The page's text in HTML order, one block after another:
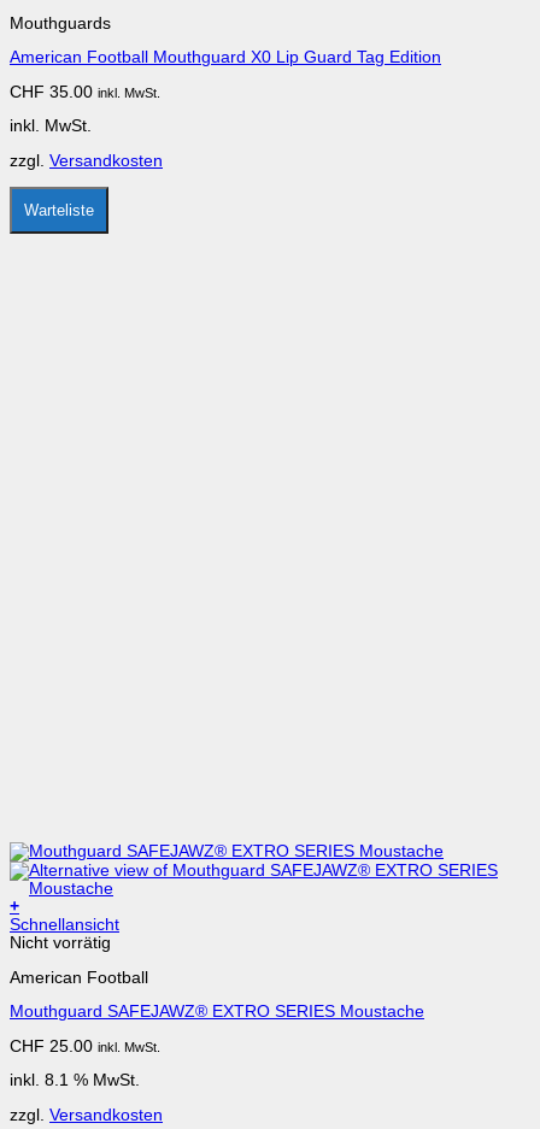
weist
Varianten
Die
können
der
Produktseite
gewählt
Mouthguards
American Football Mouthguard X0 Lip Guard Tag Edition
CHF 35.00 inkl. MwSt.
inkl. MwSt.
zzgl. Versandkosten
Warteliste
+
Schnellansicht
Nicht vorrätig
American Football
Mouthguard SAFEJAWZ® EXTRO SERIES Moustache
CHF 25.00 inkl. MwSt.
inkl. 8.1 % MwSt.
zzgl. Versandkosten